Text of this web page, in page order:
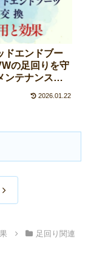
ドエンドブー
の足回りを守
ンテナンス！
2026.01.22
次
足回り関連